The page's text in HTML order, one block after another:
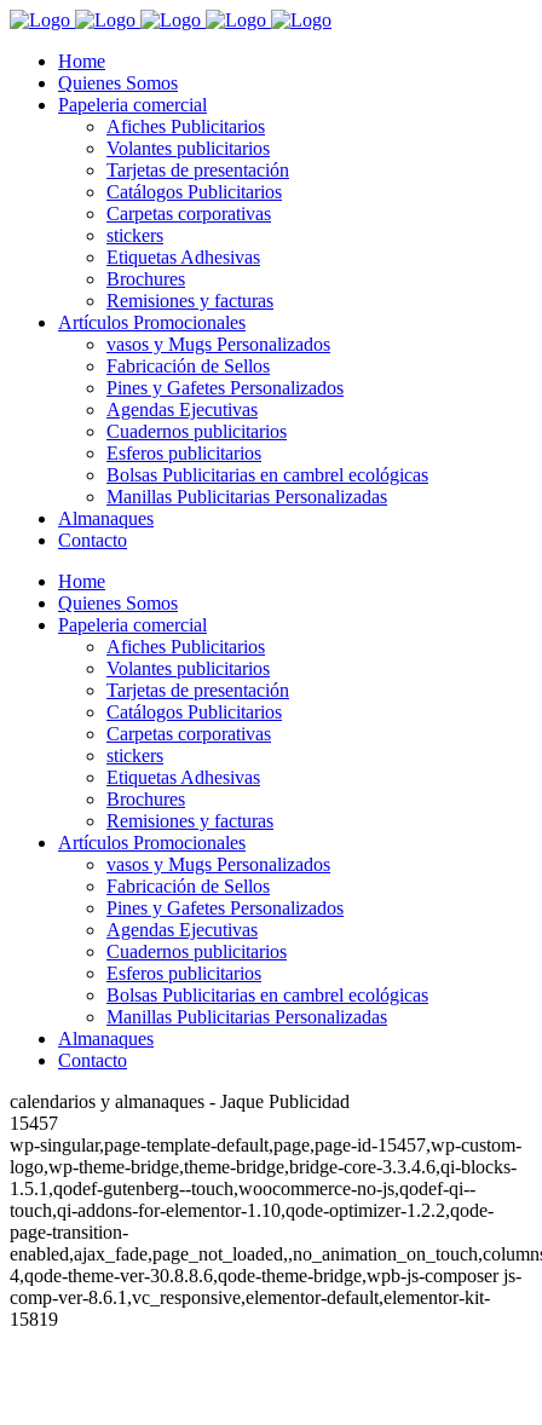
Home
Quienes Somos
Papeleria comercial
Afiches Publicitarios
Volantes publicitarios
Tarjetas de presentación
Catálogos Publicitarios
Carpetas corporativas
stickers
Etiquetas Adhesivas
Brochures
Remisiones y facturas
Artículos Promocionales
vasos y Mugs Personalizados
Fabricación de Sellos
Pines y Gafetes Personalizados
Agendas Ejecutivas
Cuadernos publicitarios
Esferos publicitarios
Bolsas Publicitarias en cambrel ecológicas
Manillas Publicitarias Personalizadas
Almanaques
Contacto
Home
Quienes Somos
Papeleria comercial
Afiches Publicitarios
Volantes publicitarios
Tarjetas de presentación
Catálogos Publicitarios
Carpetas corporativas
stickers
Etiquetas Adhesivas
Brochures
Remisiones y facturas
Artículos Promocionales
vasos y Mugs Personalizados
Fabricación de Sellos
Pines y Gafetes Personalizados
Agendas Ejecutivas
Cuadernos publicitarios
Esferos publicitarios
Bolsas Publicitarias en cambrel ecológicas
Manillas Publicitarias Personalizadas
Almanaques
Contacto
calendarios y almanaques - Jaque Publicidad
15457
wp-singular,page-template-default,page,page-id-15457,wp-custom-
logo,wp-theme-bridge,theme-bridge,bridge-core-3.3.4.6,qi-blocks-
1.5.1,qodef-gutenberg--touch,woocommerce-no-js,qodef-qi--
touch,qi-addons-for-elementor-1.10,qode-optimizer-1.2.2,qode-
page-transition-
4,qode-theme-ver-30.8.8.6,qode-theme-bridge,wpb-js-composer js-
comp-ver-8.6.1,vc_responsive,elementor-default,elementor-kit-
15819